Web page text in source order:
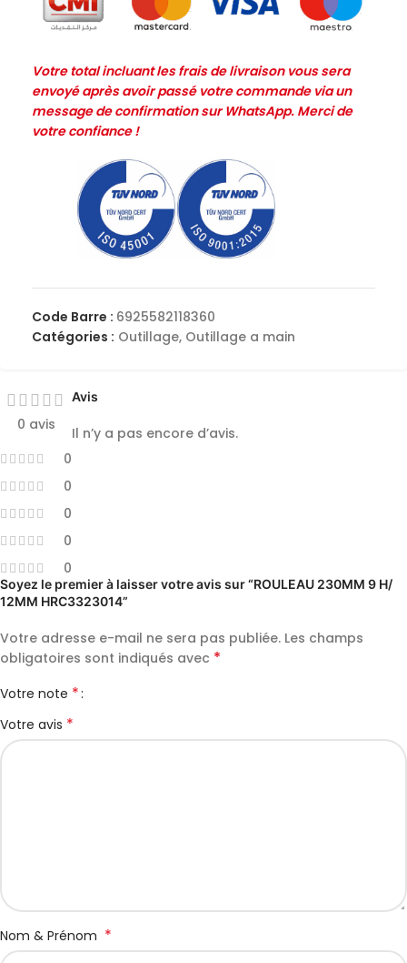
Votre total incluant les frais de livraison vous sera
envoyé après avoir passé votre commande via un
message de confirmation sur WhatsApp. Merci de
votre confiance !
Code Barre : 6925582118360
Catégories : Outillage, Outillage a main
0 avis
0
0
0
0
0
Avis
Il n’y a pas encore d’avis.
Soyez le premier à laisser votre avis sur “ROULEAU 230MM 9 H/
12MM HRC3323014”
Votre adresse e-mail ne sera pas publiée. Les champs
obligatoires sont indiqués avec *
Votre note *
Votre avis *
Nom & Prénom *